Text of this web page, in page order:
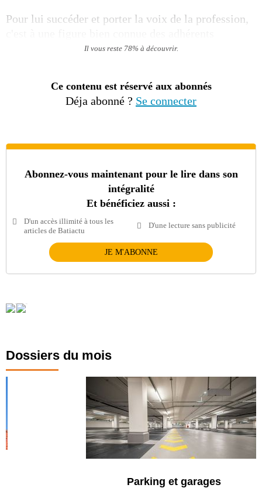
Pour lui succéder et porter la voix de la profession,
Il vous reste 78% à découvrir.
Ce contenu est réservé aux abonnés
Déja abonné ? Se connecter
Abonnez-vous maintenant pour le lire dans son
intégralité
Et bénéficiez aussi :
D'un accès illimité à tous les
articles de Batiactu
D'une lecture sans publicité
JE M'ABONNE
Dossiers du mois
Parking et garages